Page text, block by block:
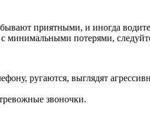
приятными, и иногда
минимальными потерями,
ругаются, выглядят
звоночки.